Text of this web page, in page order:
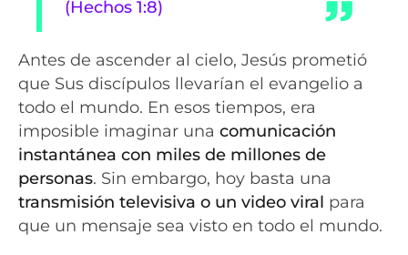
(Hechos 1:8)
Antes de ascender al cielo, Jesús prometió
que Sus discípulos llevarían el evangelio a
todo el mundo. En esos tiempos, era
imposible imaginar una comunicación
instantánea con miles de millones de
personas. Sin embargo, hoy basta una
transmisión televisiva o un video viral para
que un mensaje sea visto en todo el mundo.